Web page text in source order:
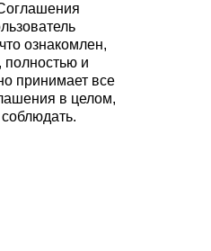
ознакомлен,
полностью и
принимает все
в целом,